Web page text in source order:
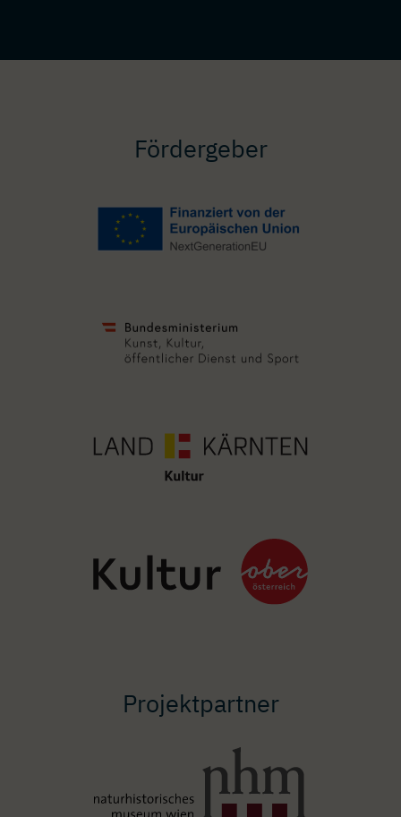
Fördergeber
Projektpartner